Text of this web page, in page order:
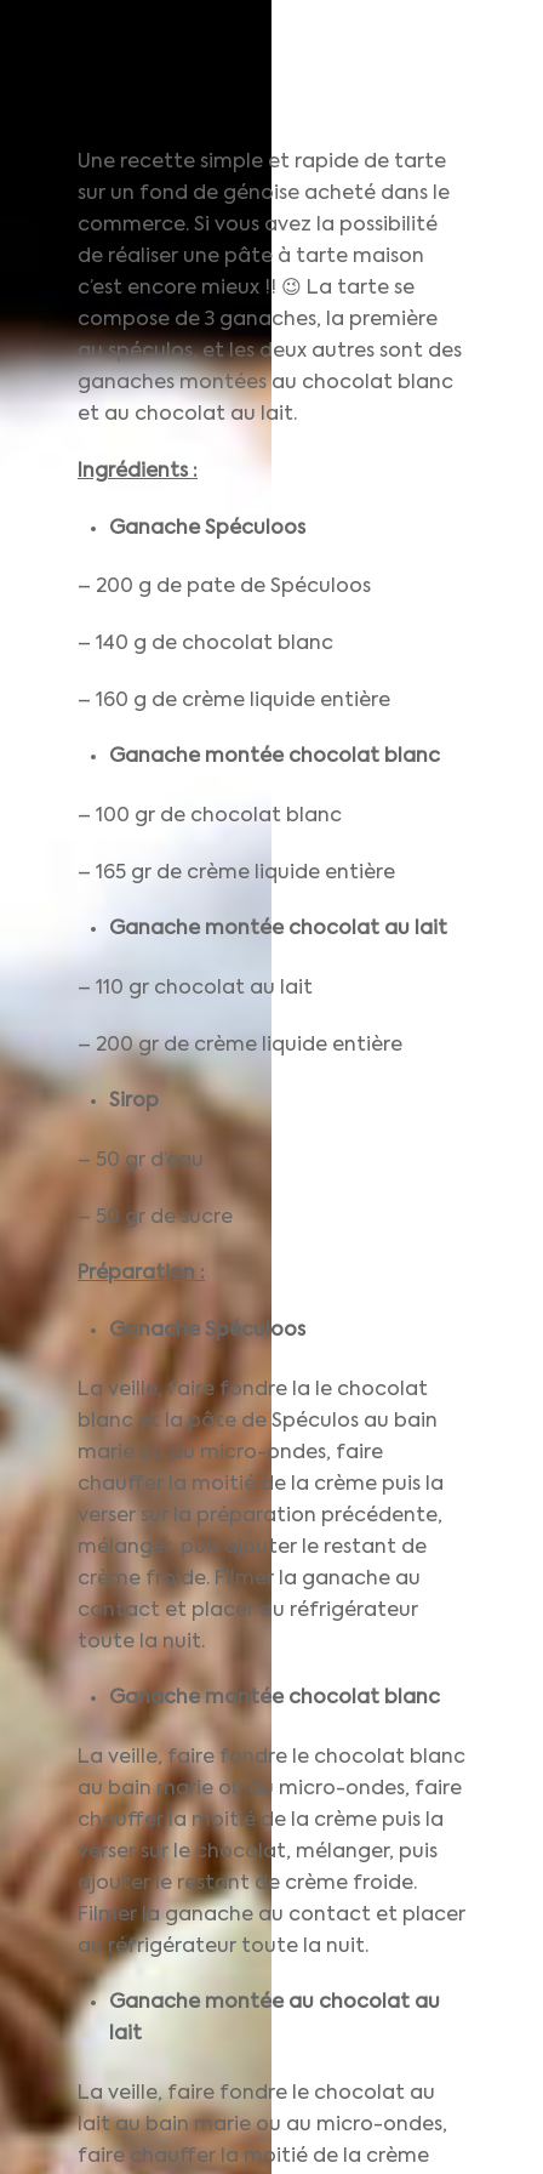
Une recette simple et rapide de tarte
sur un fond de génoise acheté dans le
commerce. Si vous avez la possibilité
de réaliser une pâte à tarte maison
c’est encore mieux !! 😉 La tarte se
compose de 3 ganaches, la première
au spéculos, et les deux autres sont des
ganaches montées au chocolat blanc
et au chocolat au lait.
Ingrédients :
Ganache Spéculoos
– 200 g de pate de Spéculoos
– 140 g de chocolat blanc
– 160 g de crème liquide entière
Ganache montée chocolat blanc
– 100 gr de chocolat blanc
– 165 gr de crème liquide entière
Ganache montée chocolat au lait
– 110 gr chocolat au lait
– 200 gr de crème liquide entière
Sirop
– 50 gr d’eau
– 50 gr de sucre
Préparation :
Ganache Spéculoos
La veille, faire fondre la le chocolat
blanc et la pâte de Spéculos au bain
marie ou au micro-ondes, faire
chauffer la moitié de la crème puis la
verser sur la préparation précédente,
mélanger, puis ajouter le restant de
crème froide. Filmer la ganache au
contact et placer au réfrigérateur
toute la nuit.
Ganache montée chocolat blanc
La veille, faire fondre le chocolat blanc
au bain marie ou au micro-ondes, faire
chauffer la moitié de la crème puis la
verser sur le chocolat, mélanger, puis
ajouter le restant de crème froide.
Filmer la ganache au contact et placer
au réfrigérateur toute la nuit.
Ganache montée au chocolat au
lait
La veille, faire fondre le chocolat au
lait au bain marie ou au micro-ondes,
faire chauffer la moitié de la crème